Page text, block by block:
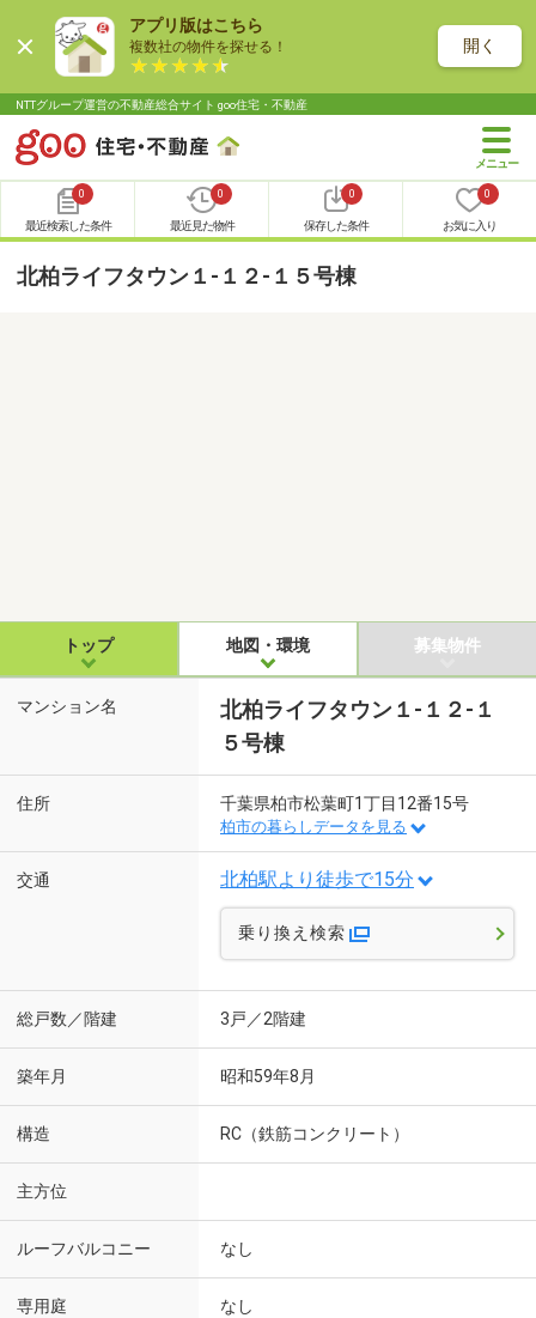
アプリ版はこちら
複数社の物件を探せる！ 開く
NTTグループ運営の不動産総合サイト goo住宅・不動産
0
最近検索した条件
0
最近見た物件
0
保存した条件
0
お気に入り
北柏ライフタウン１-１２-１５号棟
トップ 地図・環境 募集物件
マンション名
北柏ライフタウン１-１２-１
５号棟
住所 千葉県柏市松葉町1丁目12番15号
柏市の暮らしデータを見る
交通 北柏駅より徒歩で15分
乗り換え検索
総戸数／階建 3戸／2階建
築年月 昭和59年8月
構造 RC（鉄筋コンクリート）
主方位
ルーフバルコニー なし
専用庭 なし